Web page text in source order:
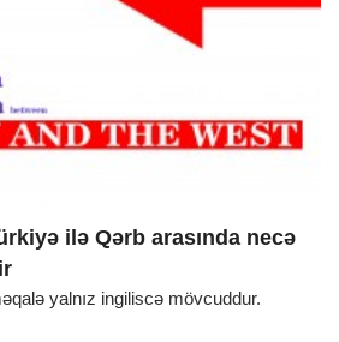
ilə Qərb arasında necə
yalnız ingiliscə mövcuddur.